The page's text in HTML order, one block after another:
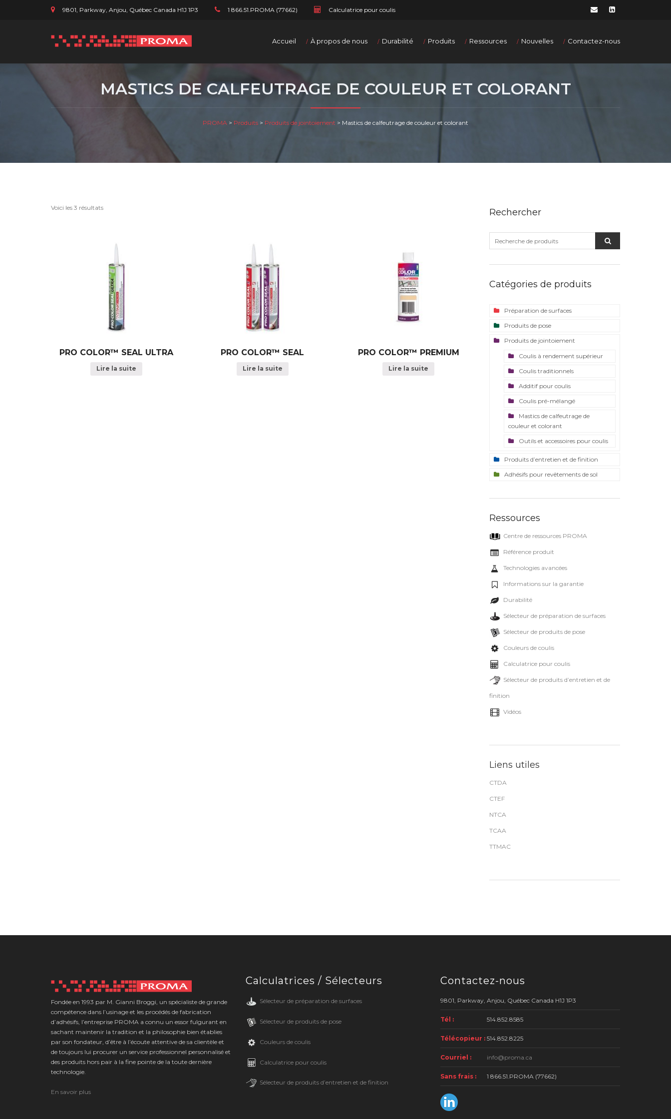
9801, Parkway, Anjou, Québec Canada H1J 1P3 1 866.51.PROMA (77662) Calculatrice pour coulis
Accueil À propos de nous Durabilité Produits Ressources Nouvelles Contactez-nous
MASTICS DE CALFEUTRAGE DE COULEUR ET COLORANT
PROMA > Produits > Produits de jointoiement > Mastics de calfeutrage de couleur et colorant
Voici les 3 résultats
PRO COLOR™ SEAL ULTRA
Lire la suite
PRO COLOR™ SEAL
Lire la suite
PRO COLOR™ PREMIUM
Lire la suite
Rechercher
Catégories de produits
Préparation de surfaces
Produits de pose
Produits de jointoiement
Coulis à rendement supérieur
Coulis traditionnels
Additif pour coulis
Coulis pré-mélangé
Mastics de calfeutrage de
couleur et colorant
Outils et accessoires pour coulis
Produits d’entretien et de finition
Adhésifs pour revêtements de sol
Ressources
Centre de ressources PROMA
Référence produit
Technologies avancées
Informations sur la garantie
Durabilité
Sélecteur de préparation de surfaces
Sélecteur de produits de pose
Couleurs de coulis
Calculatrice pour coulis
Sélecteur de produits d’entretien et de
finition
Vidéos
Liens utiles
CTDA
CTEF
NTCA
TCAA
TTMAC
Fondée en 1993 par M. Gianni Broggi, un spécialiste de grande
compétence dans l’usinage et les procédés de fabrication
d’adhésifs, l’entreprise PROMA a connu un essor fulgurant en
sachant maintenir la tradition et la philosophie bien établies
par son fondateur, d’être à l’écoute attentive de sa clientèle et
de toujours lui procurer un service professionnel personnalisé et
des produits hors pair à la fine pointe de la toute dernière
technologie.
En savoir plus
Calculatrices / Sélecteurs
Sélecteur de préparation de surfaces
Sélecteur de produits de pose
Couleurs de coulis
Calculatrice pour coulis
Sélecteur de produits d’entretien et de finition
Contactez-nous
9801, Parkway, Anjou, Québec Canada H1J 1P3
Tél : 514.852.8585
Télécopieur : 514.852.8225
Courriel : info@proma.ca
Sans frais : 1 866.51.PROMA (77662)